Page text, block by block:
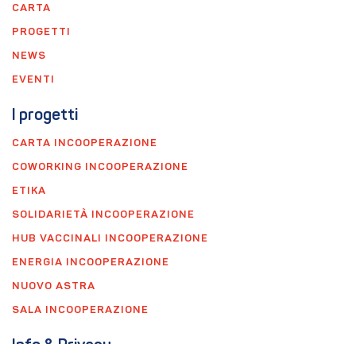
CARTA
PROGETTI
NEWS
EVENTI
I progetti
CARTA INCOOPERAZIONE
COWORKING INCOOPERAZIONE
ETIKA
SOLIDARIETÀ INCOOPERAZIONE
HUB VACCINALI INCOOPERAZIONE
ENERGIA INCOOPERAZIONE
NUOVO ASTRA
SALA INCOOPERAZIONE